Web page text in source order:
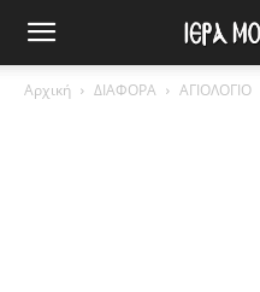
Αρχική ΔΙΑΦΟΡΑ ΑΓΙΟΛΟΓΙΟ